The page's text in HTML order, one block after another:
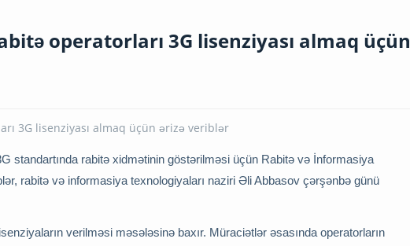
operatorları 3G lisenziyası almaq üçün
standartında rabitə xidmətinin göstərilməsi üçün Rabitə və İnformasiya
rabitə və informasiya texnologiyaları naziri Əli Abbasov çərşənbə günü
verilməsi məsələsinə baxır. Müraciətlər əsasında operatorların